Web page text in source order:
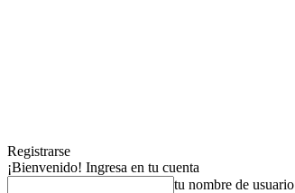
Registrarse
¡Bienvenido! Ingresa en tu cuenta
tu nombre de usuario